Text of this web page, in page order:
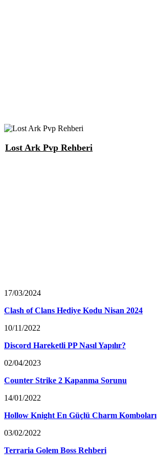
Lost Ark Pvp Rehberi
17/03/2024
Clash of Clans Hediye Kodu Nisan 2024
10/11/2022
Discord Hareketli PP Nasıl Yapılır?
02/04/2023
Counter Strike 2 Kapanma Sorunu
14/01/2022
Hollow Knight En Güçlü Charm Komboları
03/02/2022
Terraria Golem Boss Rehberi